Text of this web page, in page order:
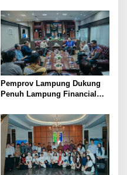
Dorong Lahirnya Generasi
Emas
Pemprov Lampung Dukung
Penuh Lampung Financial
Keuangan Generasi Muda